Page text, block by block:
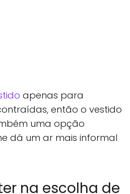
apenas para
então o vestido
uma opção
dá um ar mais informal
na escolha de